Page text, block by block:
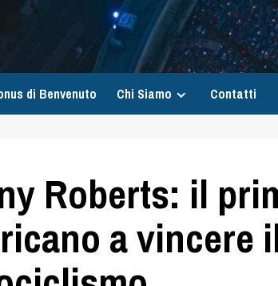
di Benvenuto Chi Siamo Contatti
Roberts: il
a vincere